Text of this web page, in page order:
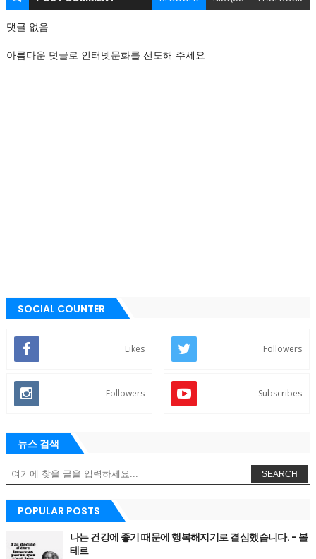
댓글 없음
아름다운 덧글로 인터넷문화를 선도해 주세요
SOCIAL COUNTER
Likes Followers
Followers Subscribes
뉴스 검색
SEARCH
POPULAR POSTS
나는 건강에 좋기 때문에 행복해지기로 결심했습니다. - 볼
테르